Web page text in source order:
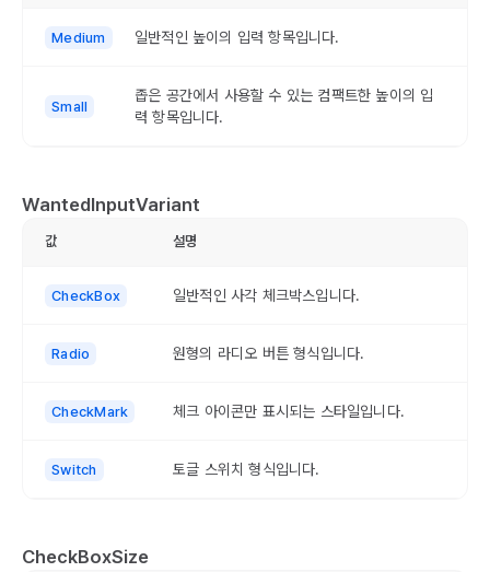
Medium 일반적인 높이의 입력 항목입니다.
Small
좁은 공간에서 사용할 수 있는 컴팩트한 높이의 입
력 항목입니다.
WantedInputVariant
값 설명
CheckBox 일반적인 사각 체크박스입니다.
Radio 원형의 라디오 버튼 형식입니다.
CheckMark 체크 아이콘만 표시되는 스타일입니다.
Switch 토글 스위치 형식입니다.
CheckBoxSize